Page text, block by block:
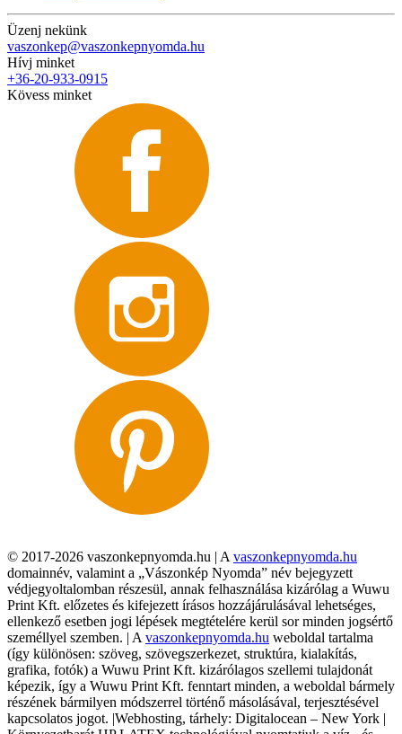
Üzenj nekünk
vaszonkep@vaszonkepnyomda.hu
Hívj minket
+36-20-933-0915
Kövess minket
© 2017-2026 vaszonkepnyomda.hu | A vaszonkepnyomda.hu
domainnév, valamint a „Vászonkép Nyomda” név bejegyzett
védjegyoltalomban részesül, annak felhasználása kizárólag a Wuwu
Print Kft. előzetes és kifejezett írásos hozzájárulásával lehetséges,
ellenkező esetben jogi lépések megtételére kerül sor minden jogsértő
személlyel szemben. | A vaszonkepnyomda.hu weboldal tartalma
(így különösen: szöveg, szövegszerkezet, struktúra, kialakítás,
grafika, fotók) a Wuwu Print Kft. kizárólagos szellemi tulajdonát
képezik, így a Wuwu Print Kft. fenntart minden, a weboldal bármely
részének bármilyen módszerrel történő másolásával, terjesztésével
kapcsolatos jogot. |Webhosting, tárhely: Digitalocean – New York |